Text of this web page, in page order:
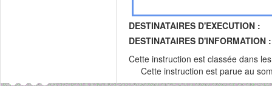
DESTINATAIRES D'EXECUTION :
DESTINATAIRES D'INFORMATION :
Cette instruction est classée dans
Cette instruction est parue au